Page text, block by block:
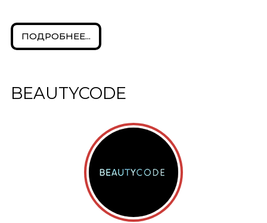
ПОДРОБНЕЕ...
BEAUTYCODE